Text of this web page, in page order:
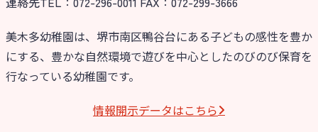
美木多幼稚園は、堺市南区鴨谷台にある子どもの感性を豊か
にする、豊かな自然環境で遊びを中心としたのびのび保育を
行なっている幼稚園です。
情報開⽰データはこちら